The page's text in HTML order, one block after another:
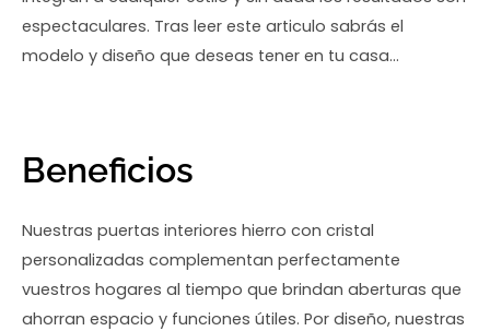
espectaculares. Tras leer este articulo sabrás el
modelo y diseño que deseas tener en tu casa…
Beneficios
Nuestras puertas interiores hierro con cristal
personalizadas complementan perfectamente
vuestros hogares al tiempo que brindan aberturas que
ahorran espacio y funciones útiles. Por diseño, nuestras